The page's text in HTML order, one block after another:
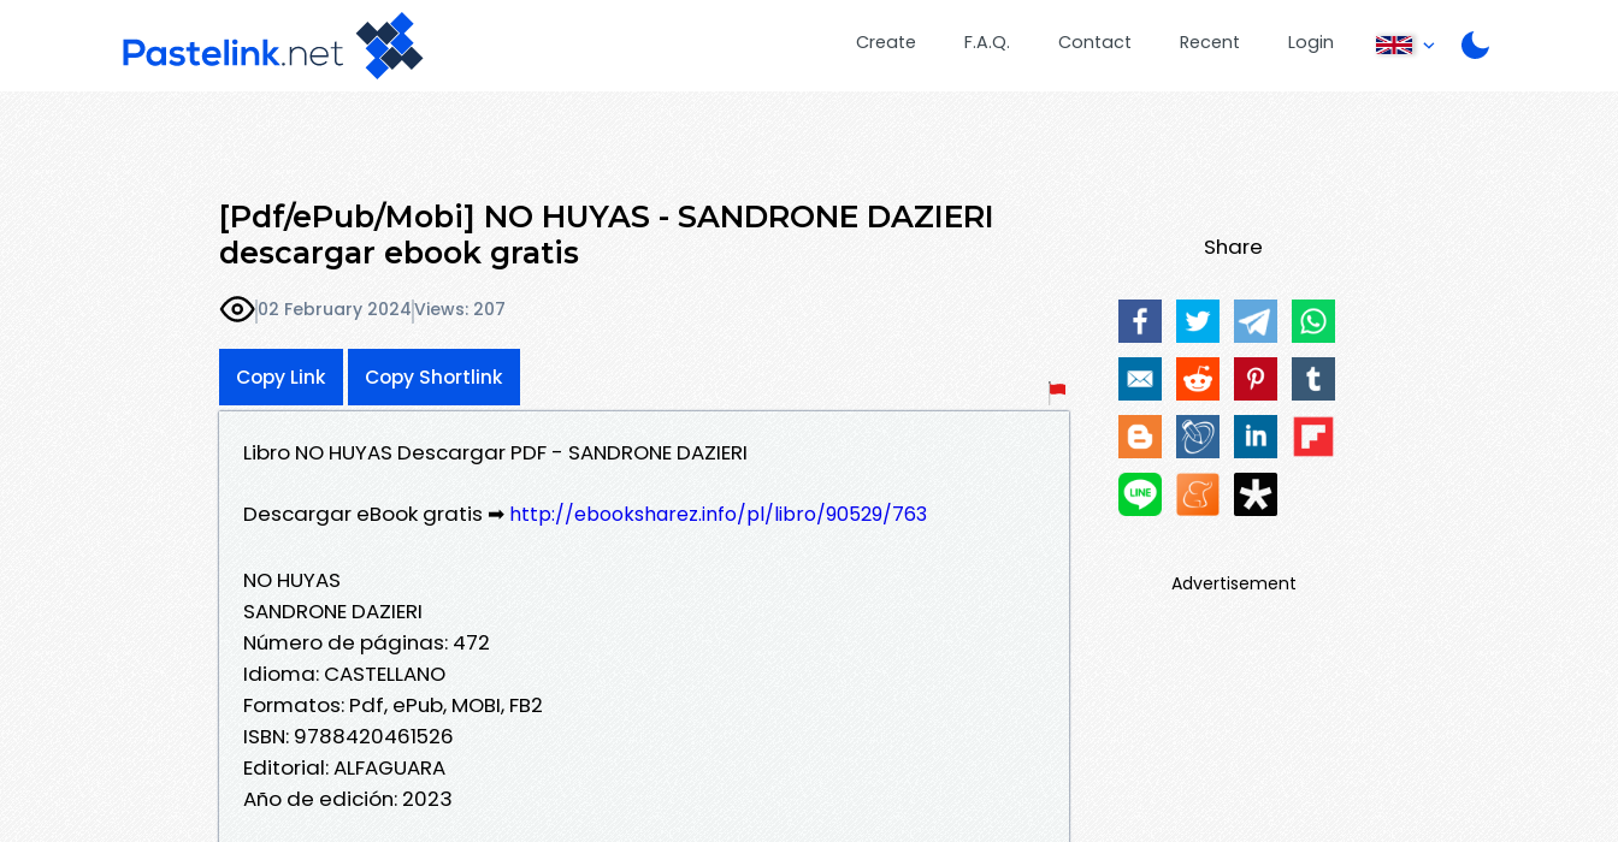
Create F.A.Q. Contact Recent Login
[Pdf/ePub/Mobi] NO HUYAS - SANDRONE DAZIERI
descargar ebook gratis
02 February 2024Views: 207
Copy Link Copy Shortlink
Libro NO HUYAS Descargar PDF - SANDRONE DAZIERI
Descargar eBook gratis ➡ http://ebooksharez.info/pl/libro/90529/763
NO HUYAS
SANDRONE DAZIERI
Número de páginas: 472
Idioma: CASTELLANO
Formatos: Pdf, ePub, MOBI, FB2
ISBN: 9788420461526
Editorial: ALFAGUARA
Año de edición: 2023
Share
Advertisement